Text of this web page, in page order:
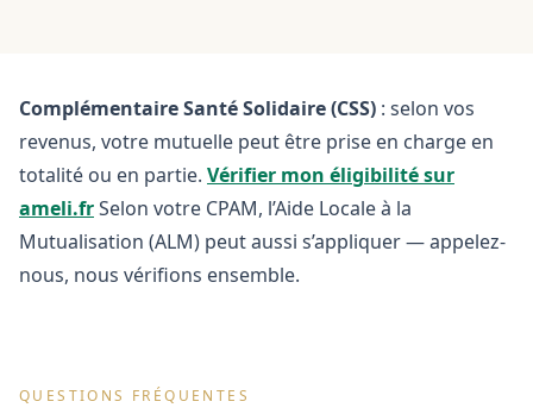
Complémentaire Santé Solidaire (CSS) : selon vos
revenus, votre mutuelle peut être prise en charge en
totalité ou en partie. Vérifier mon éligibilité sur
ameli.frSelon votre CPAM, l’Aide Locale à la
Mutualisation (ALM) peut aussi s’appliquer — appelez-
nous, nous vérifions ensemble.
QUESTIONS FRÉQUENTES